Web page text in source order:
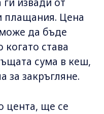
извади от
Цена
да бъде
става
сума в кеш,
за закръгляне.
цента, ще се